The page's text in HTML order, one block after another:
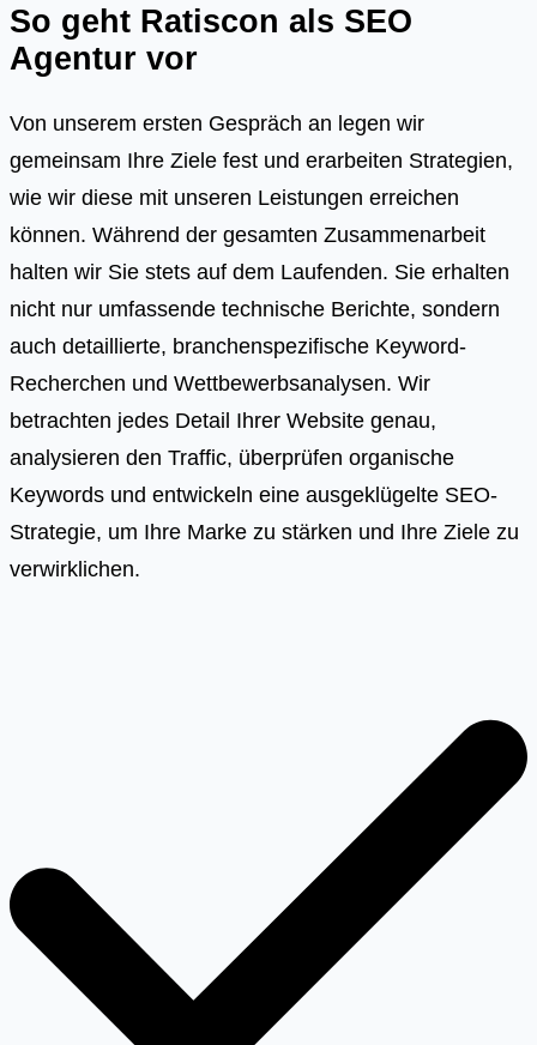
So geht Ratiscon als SEO
Agentur vor
Von unserem ersten Gespräch an legen wir
gemeinsam Ihre Ziele fest und erarbeiten Strategien,
wie wir diese mit unseren Leistungen erreichen
können. Während der gesamten Zusammenarbeit
halten wir Sie stets auf dem Laufenden. Sie erhalten
nicht nur umfassende technische Berichte, sondern
auch detaillierte, branchenspezifische Keyword-
Recherchen und Wettbewerbsanalysen. Wir
betrachten jedes Detail Ihrer Website genau,
analysieren den Traffic, überprüfen organische
Keywords und entwickeln eine ausgeklügelte SEO-
Strategie, um Ihre Marke zu stärken und Ihre Ziele zu
verwirklichen.